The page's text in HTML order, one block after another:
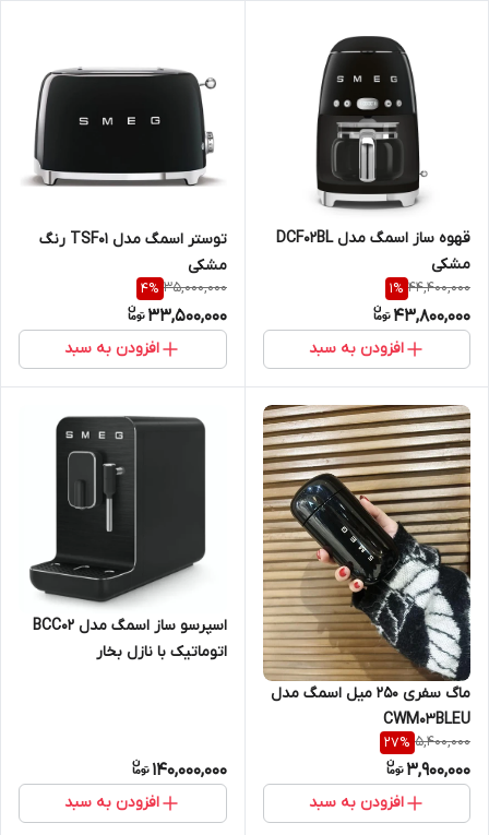
قهوه ساز اسمگ مدل DCF02BL
مشکی
44,400,000
1%
43,800,000
افزودن به سبد
توستر اسمگ مدل TSF01 رنگ
مشکی
35,000,000
4%
33,500,000
افزودن به سبد
ماگ سفری 250 میل اسمگ مدل
CWM03BLEU
5,400,000
27%
3,900,000
افزودن به سبد
اسپرسو ساز اسمگ مدل BCC02
اتوماتیک با نازل بخار
140,000,000
افزودن به سبد